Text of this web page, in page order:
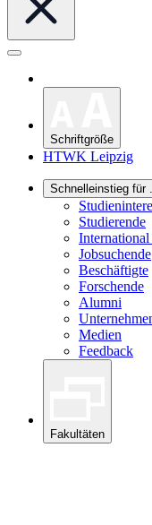
Schriftgröße
HTWK Leipzig
Schnelleinstieg für
Studierende
International
Jobsuchende
Beschäftigte
Forschende
Alumni
Medien
Feedback
Fakultäten